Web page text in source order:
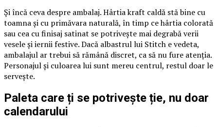
Și încă ceva despre ambalaj. Hârtia kraft caldă stă bine cu
toamna și cu primăvara naturală, în timp ce hârtia colorată
sau cea cu finisaj satinat se potrivește mai degrabă verii
vesele și iernii festive. Dacă albastrul lui Stitch e vedeta,
ambalajul ar trebui să rămână discret, ca să nu fure atenția.
Personajul și culoarea lui sunt mereu centrul, restul doar le
servește.
Paleta care ți se potrivește ție, nu doar
calendarului